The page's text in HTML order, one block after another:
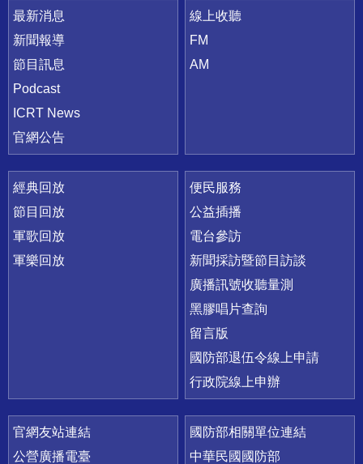
最新消息
新聞報導
節目訊息
Podcast
ICRT News
官網公告
線上收聽
FM
AM
經典回放
節目回放
軍歌回放
軍樂回放
便民服務
公益插播
電台參訪
新聞採訪暨節目訪談
廣播訊號收聽量測
黑膠唱片查詢
留言版
國防部退伍令線上申請
行政院線上申辦
官網友站連結
公營廣播電臺
國防部相關單位連結
中華民國國防部